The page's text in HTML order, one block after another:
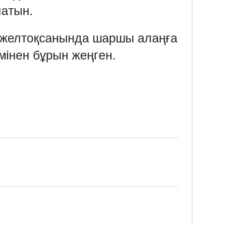
шаршы алаңға
бұрын жеңген.